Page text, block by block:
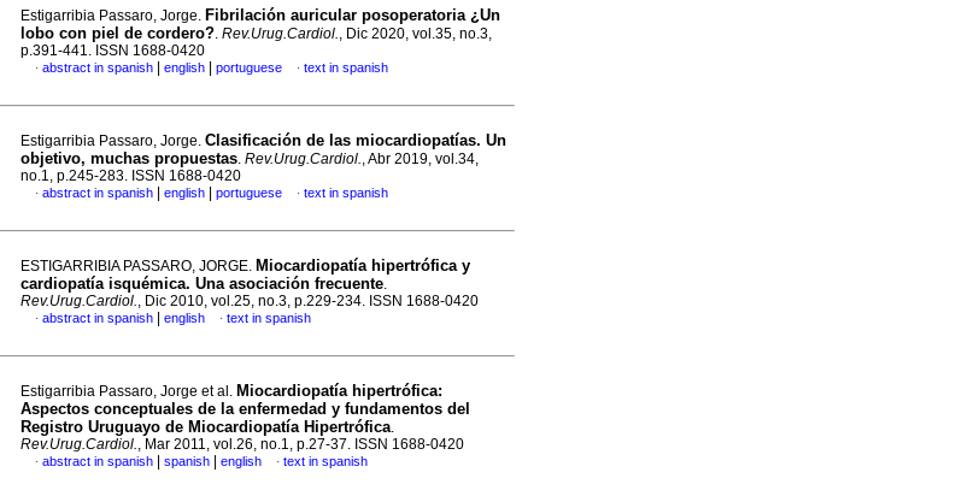
Estigarribia Passaro, Jorge. Fibrilación auricular posoperatoria ¿Un
lobo con piel de cordero?. Rev.Urug.Cardiol., Dic 2020, vol.35, no.3,
p.391-441. ISSN 1688-0420
· abstract in spanish english portuguese · text in spanish
Estigarribia Passaro, Jorge. Clasificación de las miocardiopatías. Un
objetivo, muchas propuestas. Rev.Urug.Cardiol., Abr 2019, vol.34,
no.1, p.245-283. ISSN 1688-0420
· abstract in spanish english portuguese · text in spanish
ESTIGARRIBIA PASSARO, JORGE. Miocardiopatía hipertrófica y
cardiopatía isquémica. Una asociación frecuente.
Rev.Urug.Cardiol., Dic 2010, vol.25, no.3, p.229-234. ISSN 1688-0420
· abstract in spanish english · text in spanish
Estigarribia Passaro, Jorge et al. Miocardiopatía hipertrófica:
Aspectos conceptuales de la enfermedad y fundamentos del
Registro Uruguayo de Miocardiopatía Hipertrófica.
Rev.Urug.Cardiol., Mar 2011, vol.26, no.1, p.27-37. ISSN 1688-0420
· abstract in spanish spanish english · text in spanish